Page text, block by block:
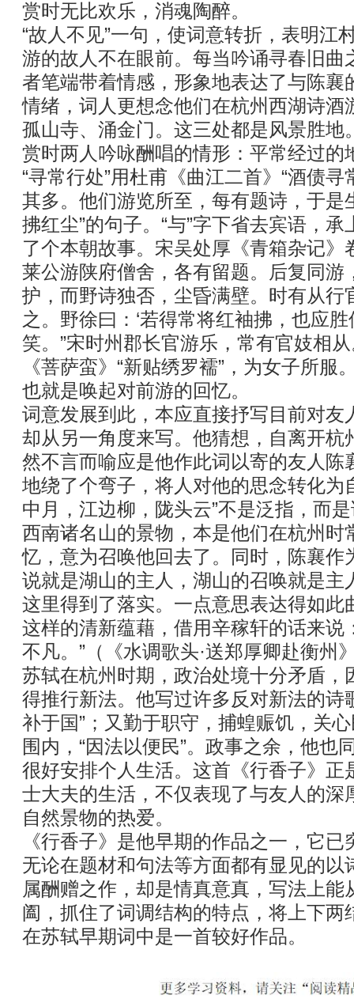
赏时无比欢乐，消魂陶醉。
“故人不见”一句，使词意转折，表明江
游的故人不在眼前。每当吟诵寻春旧曲
者笔端带着情感，形象地表达了与陈襄
情绪，词人更想念他们在杭州西湖诗
孤山寺、涌金门。这三处都是风景胜地
赏时两人吟咏酬唱的情形：平常经过的
“寻常行处”用杜甫《曲江二首》“酒债寻
其多。他们游览所至，每有题诗，于是
拂红尘”的句子。“与”字下省去宾语，
了个本朝故事。宋吴处厚《青箱杂记》
莱公游陕府僧舍，各有留题。后复同游
护，而野诗独否，尘昏满壁。时有从行
之。野徐曰：‘若得常将红袖拂，也应胜
笑。”宋时州郡长官游乐，常有官妓相
《菩萨蛮》“新贴绣罗襦”，为女子所服
也就是唤起对前游的回忆。
词意发展到此，本应直接抒写目前对友
却从另一角度来写。他猜想，自离开杭
然不言而喻应是他作此词以寄的友人陈
地绕了个弯子，将人对他的思念转化为
中月，江边柳，陇头云”不是泛指，而
西南诸名山的景物，本是他们在杭州时
忆，意为召唤他回去了。同时，陈襄作
说就是湖山的主人，湖山的召唤就是主
这里得到了落实。一点意思表达得如此
这样的清新蕴藉，借用辛稼轩的话来说
不凡。”（《水调歌头·送郑厚卿赴衡州
苏轼在杭州时期，政治处境十分矛盾，
得推行新法。他写过许多反对新法的诗
补于国”；又勤于职守，捕蝗赈饥，关
围内，“因法以便民”。政事之余，他也
很好安排个人生活。这首《行香子》正
士大夫的生活，不仅表现了与友人的深
自然景物的热爱。
《行香子》是他早期的作品之一，它
无论在题材和句法等方面都有显见的以
属酬赠之作，却是情真意真，写法上能
阖，抓住了词调结构的特点，将上下两
在苏轼早期词中是一首较好作品。